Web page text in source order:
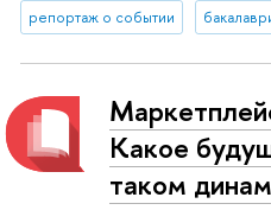
репортаж о событии
Какое
таком